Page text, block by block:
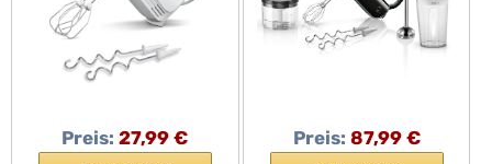
MFQ24200
Preis: 27,99 €
Universalzerkleinerer,
850 W, schwarz/dark
Preis: 87,99 €